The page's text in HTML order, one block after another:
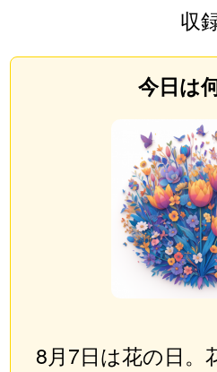
収
今日は
8月7日は花の日。